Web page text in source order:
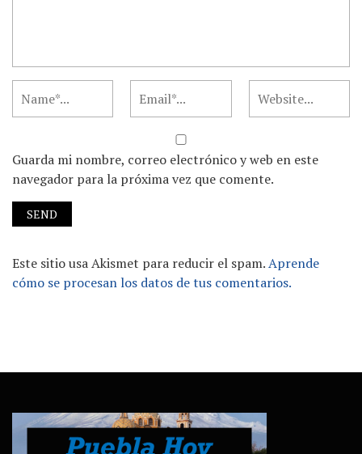
Guarda mi nombre, correo electrónico y web en este
navegador para la próxima vez que comente.
Este sitio usa Akismet para reducir el spam.Aprende
cómo se procesan los datos de tus comentarios.